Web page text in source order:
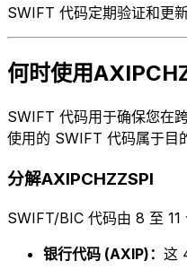
SWIFT 代码定期验证和更
何时使用
SWIFT 代码用于确保您在
使用的 SWIFT 代码属于目
分解AXIPCHZZSPI
SWIFT/BIC 代码由 8 至 11
银行代码 (AXIP)： 这